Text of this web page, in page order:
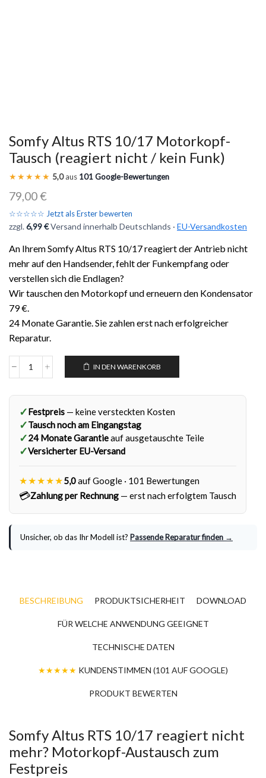
Somfy Altus RTS 10/17 Motorkopf-
Tausch (reagiert nicht / kein Funk)
★★★★★ 5,0aus 101 Google-Bewertungen
79,00€
☆☆☆☆☆ Jetzt als Erster bewerten
zzgl.6,99 €Versand innerhalb Deutschlands · EU-Versandkosten
An Ihrem Somfy Altus RTS 10/17 reagiert der Antrieb nicht
mehr auf den Handsender, fehlt der Funkempfang oder
verstellen sich die Endlagen?
Wir tauschen den Motorkopf und erneuern den Kondensator
79 €.
24 Monate Garantie. Sie zahlen erst nach erfolgreicher
Reparatur.
IN DEN WARENKORB
✓Festpreis — keine versteckten Kosten
✓Tausch noch am Eingangstag
✓24 Monate Garantieauf ausgetauschte Teile
✓Versicherter EU-Versand
★★★★★5,0auf Google · 101 Bewertungen
💳Zahlung per Rechnung — erst nach erfolgtem Tausch
Unsicher, ob das Ihr Modell ist? Passende Reparatur finden →
BESCHREIBUNG PRODUKTSICHERHEIT DOWNLOAD
FÜR WELCHE ANWENDUNG GEEIGNET
TECHNISCHE DATEN
★★★★★ KUNDENSTIMMEN (101 AUF GOOGLE)
PRODUKT BEWERTEN
Somfy Altus RTS 10/17 reagiert nicht
mehr? Motorkopf-Austausch zum
Festpreis